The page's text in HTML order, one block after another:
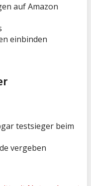
auf Amazon
einbinden
testsieger beim
vergeben